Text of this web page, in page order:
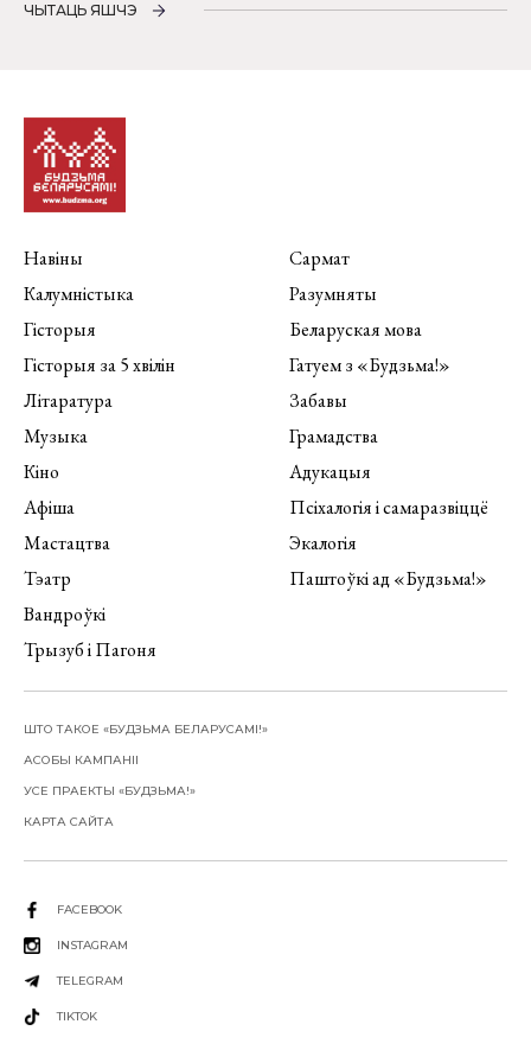
ЧЫТАЦЬ ЯШЧЭ
Навіны
Калумністыка
Гісторыя
Гісторыя за 5 хвілін
Літаратура
Музыка
Кіно
Афіша
Мастацтва
Тэатр
Вандроўкі
Трызуб і Пагоня
Сармат
Разумняты
Беларуская мова
Гатуем з «Будзьма!»
Забавы
Грамадства
Адукацыя
Псіхалогія і самаразвіццё
Экалогія
Паштоўкі ад «Будзьма!»
ШТО ТАКОЕ «БУДЗЬМА БЕЛАРУСАМІ!»
АСОБЫ КАМПАНІІ
УСЕ ПРАЕКТЫ «БУДЗЬМА!»
КАРТА САЙТА
FACEBOOK
INSTAGRAM
TELEGRAM
TIKTOK